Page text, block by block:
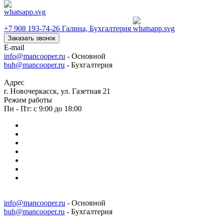
+7 908 193-74-26 Галина, Бухгалтерия
Заказать звонок
E-mail
info@mancooper.ru - Основной
buh@mancooper.ru - Бухгалтерия
Адрес
г. Новочеркасск, ул. Газетная 21
Режим работы
Пн - Пт: с 9:00 до 18:00
info@mancooper.ru - Основной
buh@mancooper.ru - Бухгалтерия